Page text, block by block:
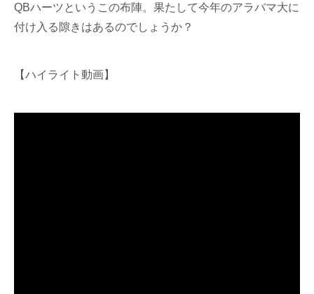
QBハーツというこの布陣。果たして今年のアラバマ大に
付け入る隙きはあるのでしょうか？
【ハイライト動画】